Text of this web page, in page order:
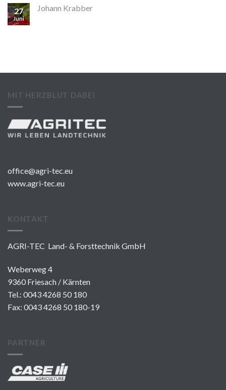
27
Juni
Johann Krabber
MIT HERZBLUT DABEI
office@agri-tec.eu
www.agri-tec.eu
KONTAKT
AGRI-TEC Land- & Forsttechnik GmbH
Weberweg 4
9360 Friesach / Kärnten
Tel.: 0043 4268 50 180
Fax: 0043 4268 50 180-19
PARTNER